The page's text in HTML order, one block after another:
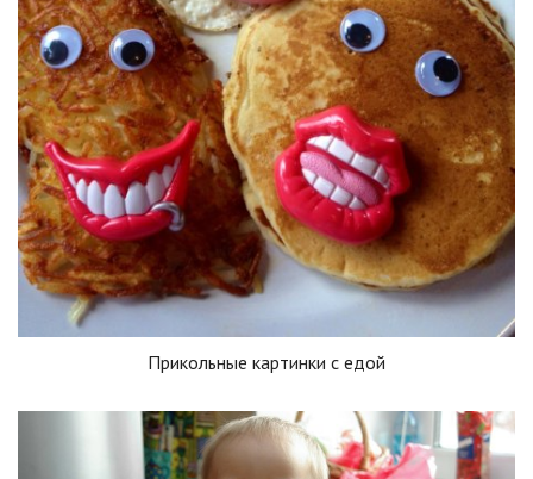
Прикольные картинки с едой